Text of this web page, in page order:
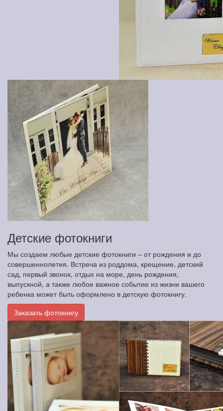
Детские фотокниги
Мы создаем любые детские фотокниги – от рождения и до
совершеннолетия. Встреча из роддома, крещение, детский
сад, первый звонок, отдых на море, день рождения,
выпускной, а также любое важное событие из жизни вашего
ребенка может быть оформлено в детскую фотокнигу.
Заказать фотокнигу